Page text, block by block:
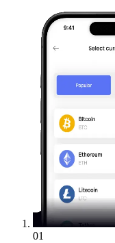
01